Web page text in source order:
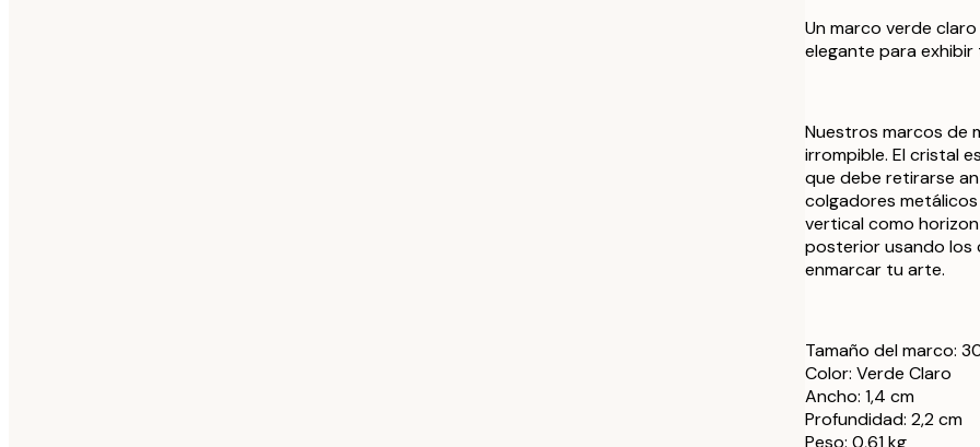
Un marco verde
elegante para
Nuestros marcos de
irrompible. El cristal
que debe retirarse
colgadores
vertical como
posterior usando los
enmarcar tu arte.
Tamaño del marco:
Color: Verde Claro
Ancho: 1,4 cm
Profundidad: 2,2 cm
Peso: 0,61 kg